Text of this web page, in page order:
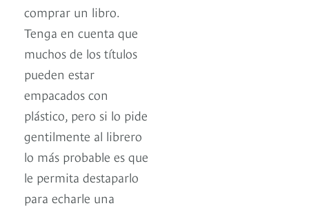
comprar un libro.
Tenga en cuenta que
muchos de los títulos
pueden estar
empacados con
plástico, pero si lo pide
gentilmente al librero
lo más probable es que
le permita destaparlo
para echarle una